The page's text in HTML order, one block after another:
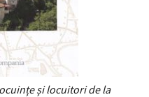
și locuitori de la